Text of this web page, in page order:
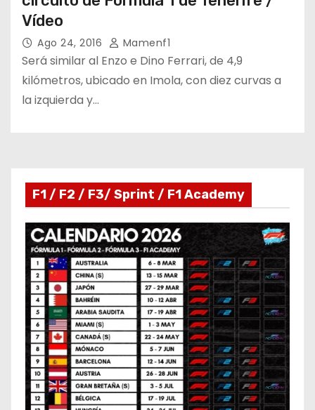
Vídeo
Ago 24, 2016 Mamenf1
Será similar al Enzo e Dino Ferrari, de 4,9
kilómetros, ubicado en Imola, con diez curvas a
la izquierda y…
F1 / F2 / F3/ Sprint / F1 Academy